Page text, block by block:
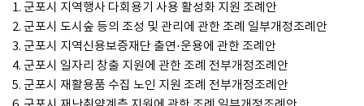
1. 군포시 지역행사 다회용기 사용 활성화 지원 조례안
2. 군포시 도시숲 등의 조성 및 관리에 관한 조례 일부개정조례안
3. 군포시 지역신용보증재단 출연·운용에 관한 조례안
4. 군포시 일자리 창출 지원에 관한 조례 전부개정조례안
5. 군포시 재활용품 수집 노인 지원 조례 전부개정조례안